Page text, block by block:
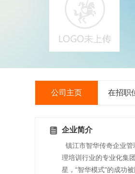
公司主页 在招职
企业简介
镇江市智华传奇企业
理培训行业的专业化集
星，“智华模式”的成功